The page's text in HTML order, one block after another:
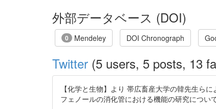
外部データベース (DOI)
0 Mendeley DOI Chronograph
Twitter (5 users, 5 posts, 13
【化学と生物】より 帯広畜産大学の韓先生ら
フェノールの消化管における機能の研究につ